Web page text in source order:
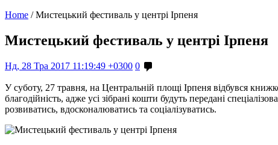
Home / Мистецький фестиваль у центрі Ірпеня
Мистецький фестиваль у центрі Ірпеня
Нд, 28 Тра 2017 11:19:49 +0300 0
У суботу, 27 травня, на Центральній площі Ірпеня відбувся
благодійність, адже усі зібрані кошти будуть передані
розвиватись, вдосконалюватись та соціалізуватись.